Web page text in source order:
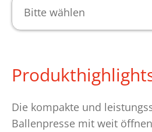
Bitte wählen
Die kompakte und
Ballenpresse mit weit